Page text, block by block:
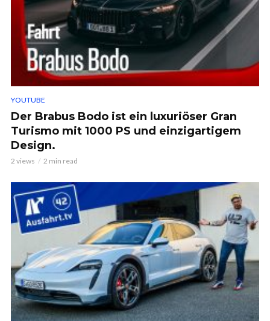
YOUTUBE
Der Brabus Bodo ist ein luxuriöser Gran
Turismo mit 1000 PS und einzigartigem
Design.
2 views 2 min read